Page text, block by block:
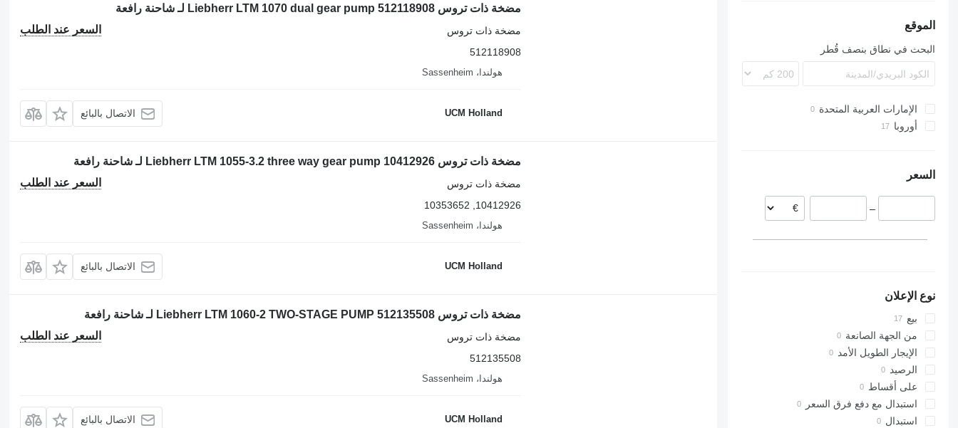
LTM 1090
LTM 1250
الموقع
البحث في نطاق بنصف قُطر
الإمارات العربية المتحدة
أوروبا
السعر
–
نوع الإعلان
بيع
من الجهة الصانعة
الإيجار الطويل الأمد
الرصيد
على أقساط
استبدال مع دفع فرق السعر
استبدال
مضخة ذات تروس Liebherr LTM 1070 dual gear pump 512118908 لـ شاحنة رافعة
السعر عند الطلب
مضخة ذات تروس
512118908
هولندا، Sassenheim
UCM Holland الاتصال بالبائع
مضخة ذات تروس Liebherr LTM 1055-3.2 three way gear pump 10412926 لـ شاحنة رافعة
السعر عند الطلب
مضخة ذات تروس
10412926, 10353652
هولندا، Sassenheim
UCM Holland الاتصال بالبائع
مضخة ذات تروس Liebherr LTM 1060-2 TWO-STAGE PUMP 512135508 لـ شاحنة رافعة
السعر عند الطلب
مضخة ذات تروس
512135508
هولندا، Sassenheim
UCM Holland الاتصال بالبائع